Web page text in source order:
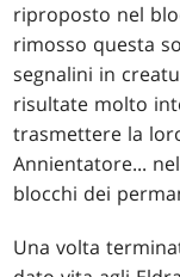
riproposto nel
rimosso questa
segnalini in
risultate molto
trasmettere la
Annientatore...
blocchi dei
Una volta